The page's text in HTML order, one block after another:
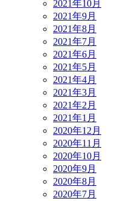
2021年10月
2021年9月
2021年8月
2021年7月
2021年6月
2021年5月
2021年4月
2021年3月
2021年2月
2021年1月
2020年12月
2020年11月
2020年10月
2020年9月
2020年8月
2020年7月